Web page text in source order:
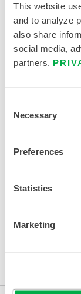
This website
and to analyze
also share
social media,
partners.
Selection
Necessary
Preferences
Statistics
Marketing
头罩化玻璃头罩
此产品通常不
改您的区域。